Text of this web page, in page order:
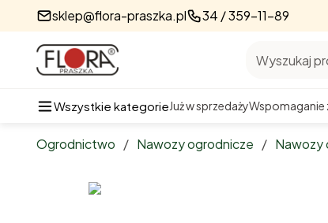
sklep@flora-praszka.pl 34 / 359-11-89
Wszystkie kategorieJuż w sprzedażyWspomaganie
Ogrodnictwo / Nawozy ogrodnicze / Nawozy